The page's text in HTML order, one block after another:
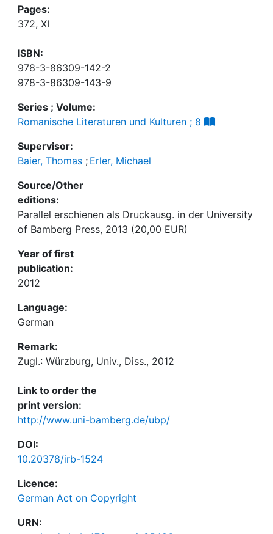
Pages:
372, XI
ISBN:
978-3-86309-142-2
978-3-86309-143-9
Series ; Volume:
Romanische Literaturen und Kulturen ; 8
Supervisor:
Baier, Thomas ; Erler, Michael
Source/Other
editions:
Parallel erschienen als Druckausg. in der University
of Bamberg Press, 2013 (20,00 EUR)
Year of first
publication:
2012
Language:
German
Remark:
Zugl.: Würzburg, Univ., Diss., 2012
Link to order the
print version:
http://www.uni-bamberg.de/ubp/
DOI:
10.20378/irb-1524
Licence:
German Act on Copyright
URN: